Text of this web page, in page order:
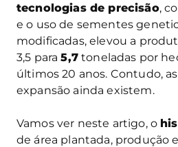
tecnologias de precisão,
e o uso de sementes
modificadas, elevou a
3,5 para5,7toneladas por
últimos 20 anos. Contudo,
expansão ainda existem.
Vamos ver neste artigo, o
de área plantada, produção